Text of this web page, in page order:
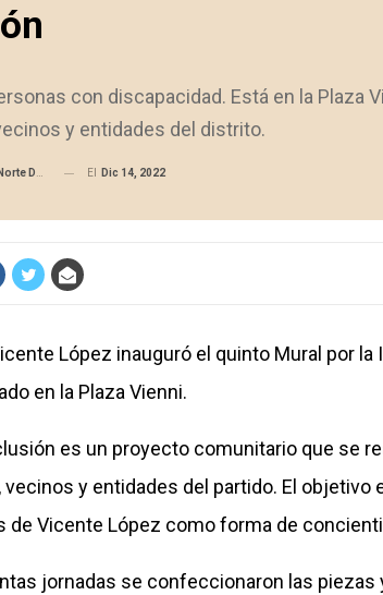
con discapacidad. Está en la Plaza
y entidades del distrito.
Daily El Dic 14, 2022
López inauguró el quinto Mural por la
en la Plaza Vienni.
es un proyecto comunitario que se
y entidades del partido. El objetivo
de Vicente López como forma de
jornadas se confeccionaron las piezas